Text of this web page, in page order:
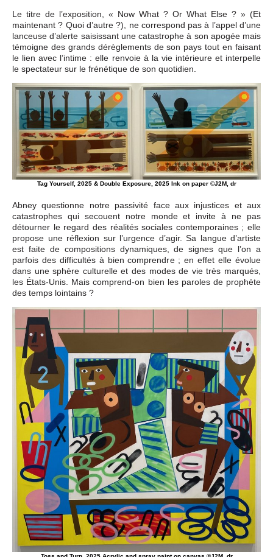
Le titre de l’exposition, « Now What ? Or What Else ? » (Et
maintenant ? Quoi d’autre ?), ne correspond pas à l’appel d’une
lanceuse d’alerte saisissant une catastrophe à son apogée mais
témoigne des grands dérèglements de son pays tout en faisant
le lien avec l’intime : elle renvoie à la vie intérieure et interpelle
le spectateur sur le frénétique de son quotidien.
Tag Yourself, 2025 & Double Exposure, 2025 Ink on paper ©J2M, dr
Abney questionne notre passivité face aux injustices et aux
catastrophes qui secouent notre monde et invite à ne pas
détourner le regard des réalités sociales contemporaines ; elle
propose une réflexion sur l’urgence d’agir. Sa langue d’artiste
est faite de compositions dynamiques, de signes que l’on a
parfois des difficultés à bien comprendre ; en effet elle évolue
dans une sphère culturelle et des modes de vie très marqués,
les États-Unis. Mais comprend-on bien les paroles de prophète
des temps lointains ?